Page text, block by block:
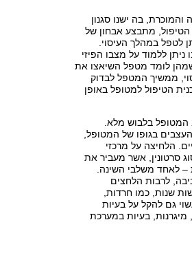
בה ישנו סגנון
הטיפול, מתבצע אבחון של
לטפל במהלך העיסוי.
ללמוד על מצבו הפיזי
לומד מטפל השיאצו את
ממשיך המטפל לבדוק
הטיפול למטופל באופן
המטופל בלבוש מלא.
בגופו של המטופל,
הלחיצה על מרכזי
סרטונין, אשר מעביר את
לאחד משלבי השינה.
לרבות הלחצים
שנות, כמו חרדות,
גם להקל על בעיות
מיגרנות, בעיות במערכת